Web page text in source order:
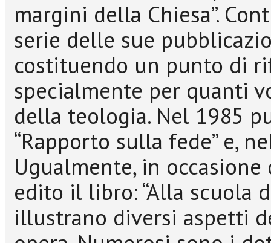
margini della Chiesa”.
serie delle sue
costituendo un punto di
specialmente per quanti
della teologia. Nel 1985
“Rapporto sulla fede” e,
Ugualmente, in
edito il libro: “Alla scuola
illustrano diversi aspetti